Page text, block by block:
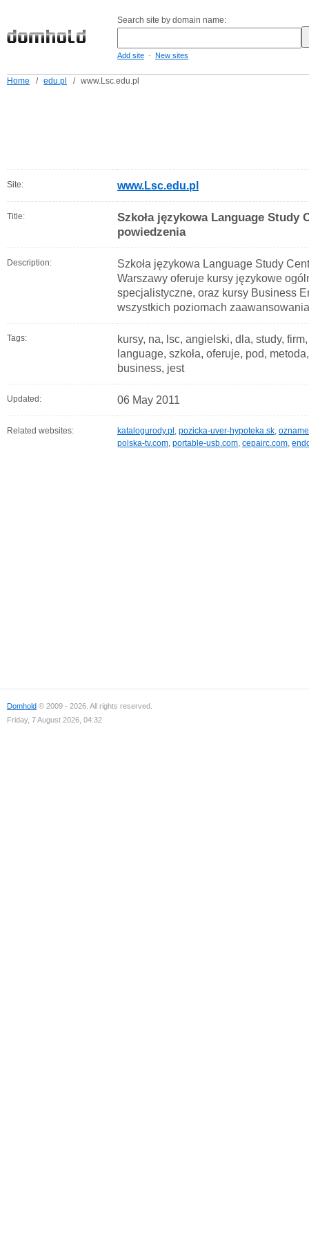
Search site by domain name:
Add site - New sites
Home / edu.pl / www.Lsc.edu.pl
Site: www.Lsc.edu.pl
Title:
Szkoła językowa Language Study
powiedzenia
Description:
Szkoła językowa Language Study
Warszawy oferuje kursy językowe
specjalistyczne, oraz kursy Business
wszystkich poziomach
Tags:
kursy, na, lsc, angielski, dla, study,
language, szkoła, oferuje, pod,
business, jest
Updated: 06 May 2011
Related websites: katalogurody.pl , pozicka-uver-hypoteka.sk,
polska-tv.com, portable-usb.com, cepairc.com,
Domhold © 2009 - 2026. All rights reserved.
Friday, 7 August 2026, 04:32